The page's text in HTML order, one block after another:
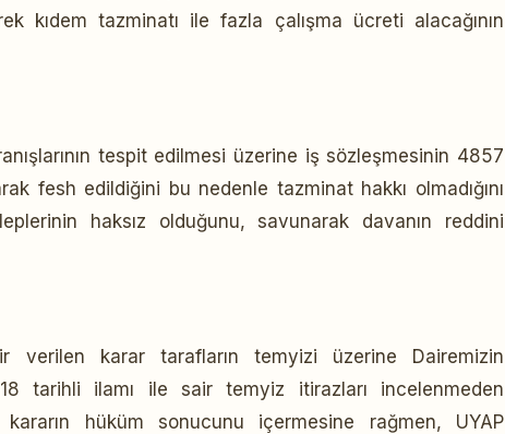
kıdem tazminatı ile fazla çalışma ücreti alacağının
tespit edilmesi üzerine iş sözleşmesinin 4857
fesh edildiğini bu nedenle tazminat hakkı olmadığını
haksız olduğunu, savunarak davanın reddini
verilen karar tarafların temyizi üzerine Dairemizin
tarihli ilamı ile sair temyiz itirazları incelenmeden
hüküm sonucunu içermesine rağmen, UYAP